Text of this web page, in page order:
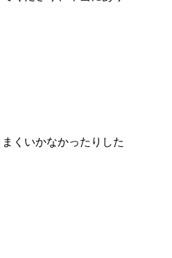
くいかなかったりした